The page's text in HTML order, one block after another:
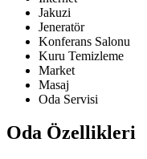
Jakuzi
Jeneratör
Konferans Salonu
Kuru Temizleme
Market
Masaj
Oda Servisi
Oda Özellikleri